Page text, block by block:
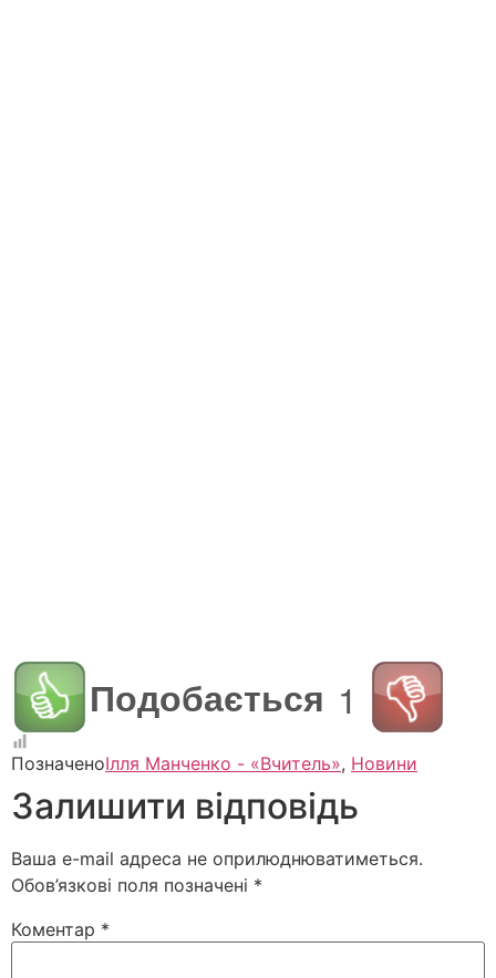
Подобається 1
ПозначеноІлля Манченко - «Вчитель», Новини
Залишити відповідь
Ваша e-mail адреса не оприлюднюватиметься.
Обов’язкові поля позначені *
Коментар *